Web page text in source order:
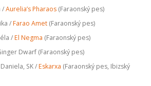
/Aurelia’s Pharaos(Faraonský pes)
/Farao Amet(Faraonský pes)
/El Negma (Faraonský pes)
Dwarf (Faraonský pes)
SK /Eskarxa (Faraonský pes, Ibizský